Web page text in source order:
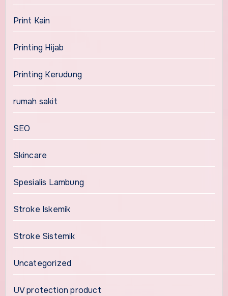
Print Kain
Printing Hijab
Printing Kerudung
rumah sakit
SEO
Skincare
Spesialis Lambung
Stroke Iskemik
Stroke Sistemik
Uncategorized
UV protection product